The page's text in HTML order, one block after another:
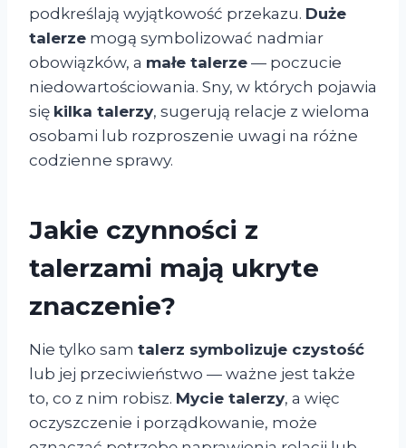
podkreślają wyjątkowość przekazu. Duże
talerze mogą symbolizować nadmiar
obowiązków, a małe talerze — poczucie
niedowartościowania. Sny, w których pojawia
się kilka talerzy, sugerują relacje z wieloma
osobami lub rozproszenie uwagi na różne
codzienne sprawy.
Jakie czynności z
talerzami mają ukryte
znaczenie?
Nie tylko sam talerz symbolizuje czystość
lub jej przeciwieństwo — ważne jest także
to, co z nim robisz. Mycie talerzy, a więc
oczyszczenie i porządkowanie, może